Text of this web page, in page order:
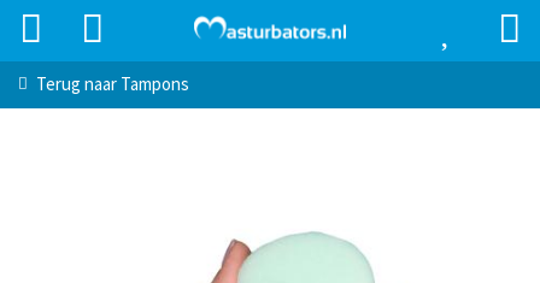
Terug naar Tampons